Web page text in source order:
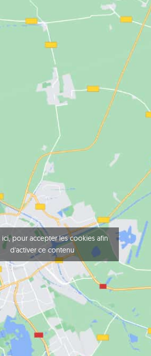
ici, pour accepter les cookies afin
d'activer ce contenu